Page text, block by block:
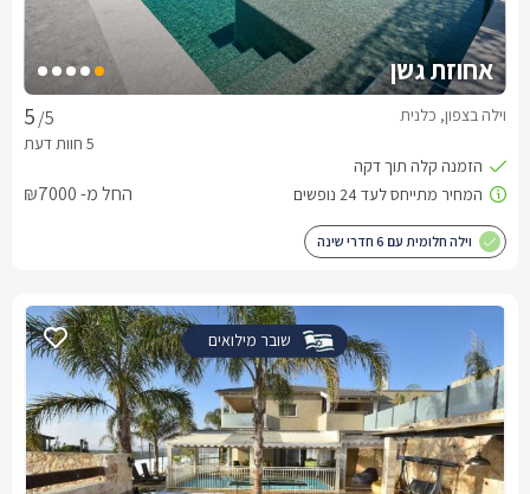
אחוזת גשן
/5 וילה בצפון, כלנית
החל מ- ₪7000
וילה חלומית עם 6 חדרי שינה
שובר מילואים